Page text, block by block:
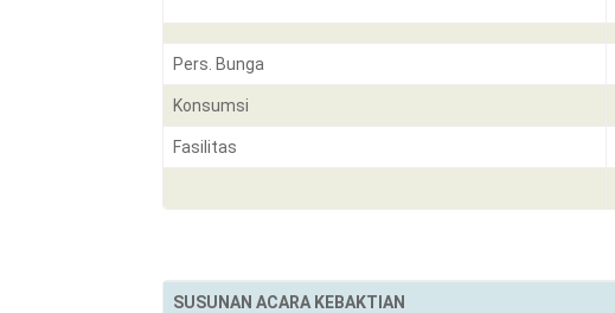
Pers. Bunga
Konsumsi
Fasilitas
SUSUNAN ACARA KEBAKTIAN